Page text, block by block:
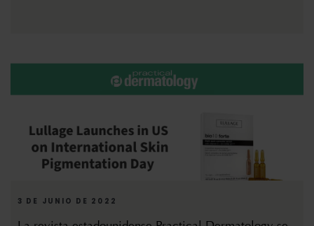
3 DE JUNIO DE 2022